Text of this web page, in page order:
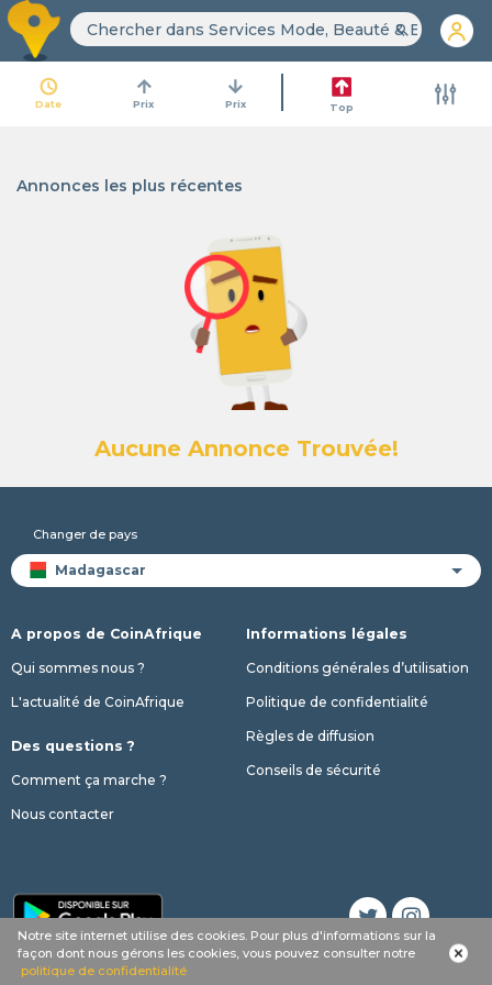
search
access_time
Date
arrow_upward
Prix
arrow_downward
Prix Top
Annonces les plus récentes
Aucune Annonce Trouvée!
Notre site internet utilise des cookies. Pour plus d'informations sur la
façon dont nous gérons les cookies, vous pouvez consulter notre
politique de confidentialité
Changer de pays
A propos de CoinAfrique
Qui sommes nous ?
L'actualité de CoinAfrique
Des questions ?
Comment ça marche ?
Nous contacter
Informations légales
Conditions générales d’utilisation
Politique de confidentialité
Règles de diffusion
Conseils de sécurité
© 2017 - 2026 Copyright CoinAfrique